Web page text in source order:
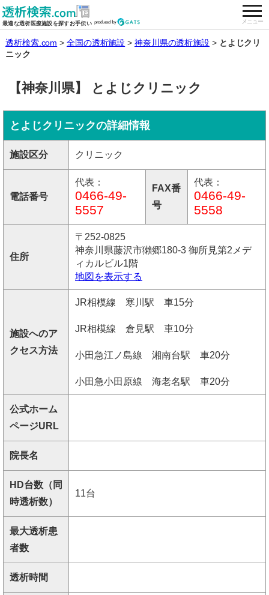
最適な透析医療施設を探すお手伝い メニュー
全国の透析施設を検索する
透析検索.com 全国の透析施設 神奈川県の透析施設
とよじクリ
ニック
【神奈川県】 とよじクリニック
とよじクリニックの詳細情報
施設区分 クリニック
電話番号
代表：
0466-49-
5557
FAX番
号
代表：
0466-49-
5558
住所
〒252-0825
神奈川県藤沢市獺郷180-3 御所見第2メデ
ィカルビル1階
地図を表示する
施設へのア
クセス方法
JR相模線 寒川駅 車15分
JR相模線 倉見駅 車10分
小田急江ノ島線 湘南台駅 車20分
小田急小田原線 海老名駅 車20分
公式ホーム
ページURL
院長名
HD台数（同
時透析数）
11台
最大透析患
者数
透析時間